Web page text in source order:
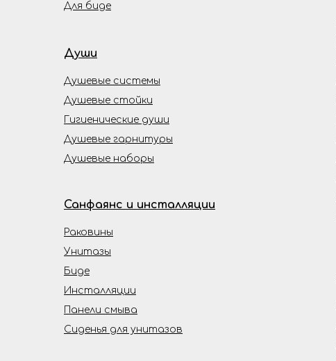
Души
Душевые гарнитуры
Душевые наборы
Душевые системы
Гигиенические души
Для биде
Душевые стойки
Инсталляции
Панели смыва
Сиденья для унитазов
Биде
Унитазы
Раковины
Санфаянс и инсталляции